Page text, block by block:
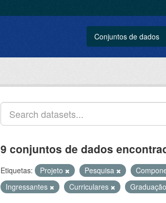
Conjuntos de dados
9 conjuntos de dados
Etiquetas: Projeto Pesquisa
Ingressantes
Curriculares Graduação